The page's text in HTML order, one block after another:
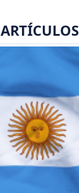
ARTÍCULOS